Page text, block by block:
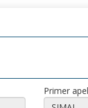
Primer